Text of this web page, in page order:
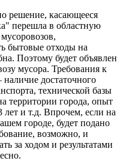
решение, касающееся
перешла в областную
бытовые отходы на
Поэтому будет объявлен
мусора. Требования к
наличие достаточного
технической базы
территории города, опыт
лет и т.д. Впрочем, если на
городе, будет подано
возможно, и
за ходом и результатами